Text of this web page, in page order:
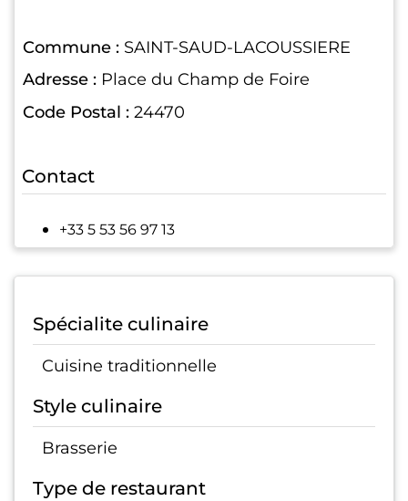
Commune : SAINT-SAUD-LACOUSSIERE
Adresse : Place du Champ de Foire
Code Postal : 24470
Contact
+33 5 53 56 97 13
Spécialite culinaire
Cuisine traditionnelle
Style culinaire
Brasserie
Type de restaurant